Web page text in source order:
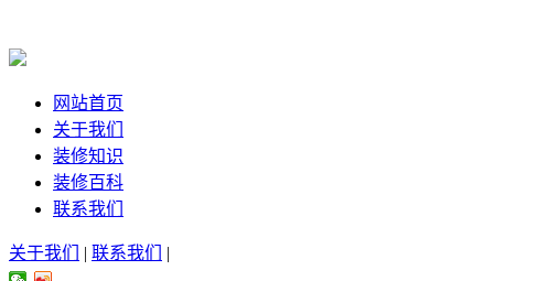
网站首页
关于我们
装修知识
装修百科
联系我们
关于我们 | 联系我们 |